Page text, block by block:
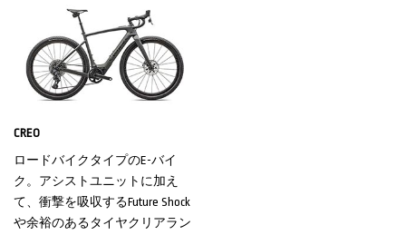
CREO
ロードバイクタイプのE-バイ
ク。アシストユニットに加え
て、衝撃を吸収するFuture Shock
や余裕のあるタイヤクリアラン